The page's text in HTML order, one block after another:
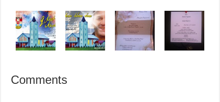
Comments